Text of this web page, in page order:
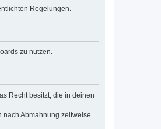
Regelungen.
zu nutzen.
Recht besitzt, die in deinen
Abmahnung zeitweise